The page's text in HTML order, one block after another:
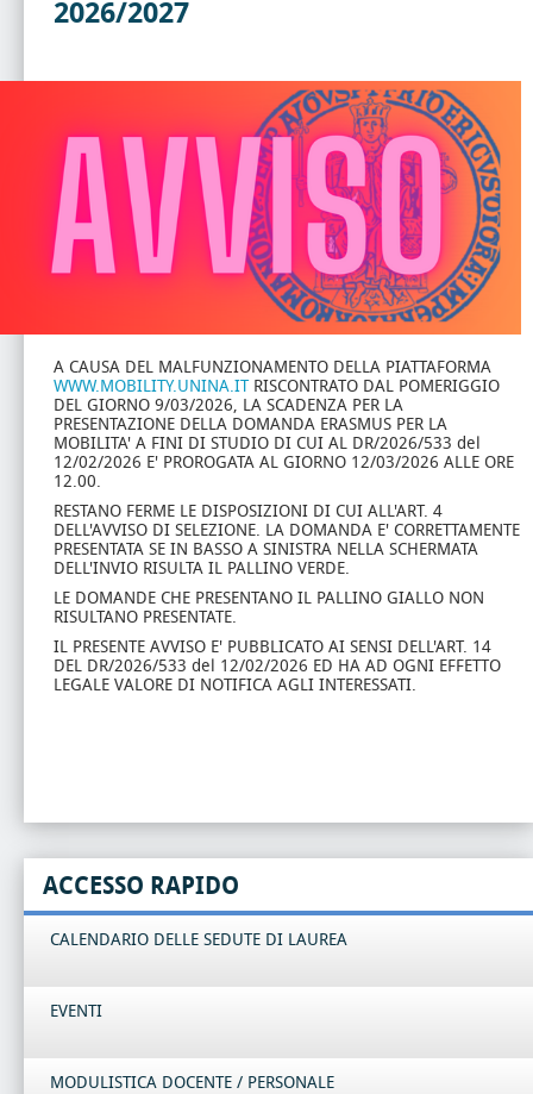
2026/2027
A CAUSA DEL MALFUNZIONAMENTO DELLA PIATTAFORMA
WWW.MOBILITY.UNINA.ITRISCONTRATO DAL POMERIGGIO
DEL GIORNO 9/03/2026, LA SCADENZA PER LA
PRESENTAZIONE DELLA DOMANDA ERASMUS PER LA
MOBILITA' A FINI DI STUDIO DI CUI AL DR/2026/533 del
12/02/2026 E' PROROGATA AL GIORNO 12/03/2026 ALLE ORE
12.00.
RESTANO FERME LE DISPOSIZIONI DI CUI ALL'ART. 4
DELL'AVVISO DI SELEZIONE. LA DOMANDA E' CORRETTAMENTE
PRESENTATA SE IN BASSO A SINISTRA NELLA SCHERMATA
DELL'INVIO RISULTA IL PALLINO VERDE.
LE DOMANDE CHE PRESENTANO IL PALLINO GIALLO NON
RISULTANO PRESENTATE.
IL PRESENTE AVVISO E' PUBBLICATO AI SENSI DELL'ART. 14
DEL DR/2026/533 del 12/02/2026 ED HA AD OGNI EFFETTO
LEGALE VALORE DI NOTIFICA AGLI INTERESSATI.
ACCESSO RAPIDO
CALENDARIO DELLE SEDUTE DI LAUREA
EVENTI
MODULISTICA DOCENTE / PERSONALE